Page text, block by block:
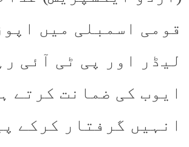
قومی اسمبلی میں
لیڈر اور پی ٹی آئی
ایوب کی ضمانت کرتے
انہیں گرفتار کرکے